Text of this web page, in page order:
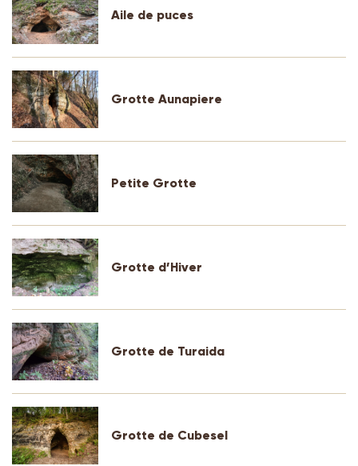
Aile de puces
Grotte Aunapiere
Petite Grotte
Grotte d’Hiver
Grotte de Turaida
Grotte de Cubesel